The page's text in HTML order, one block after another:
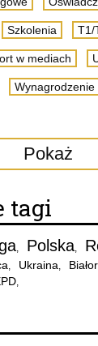
Szkolenia T1/
w mediach
Wynagrodzenie
Pokaż
tagi
, Polska,
, Ukraina,
,